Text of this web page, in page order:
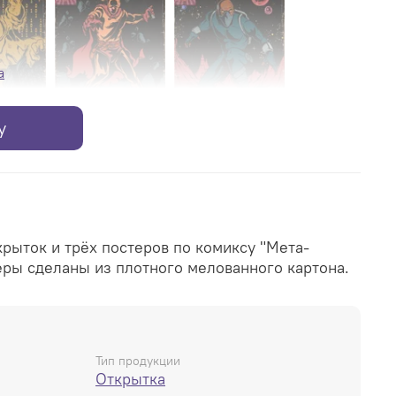
Чувак #2:
и трёх постеров по комиксу "Мета-
сделаны из плотного мелованного картона.
Тип продукции
Открытка